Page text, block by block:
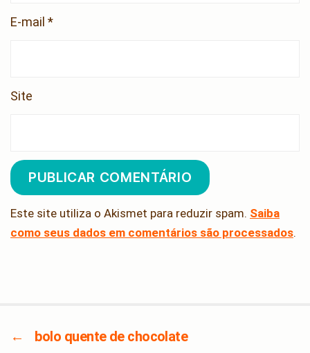
E-mail *
Site
Este site utiliza o Akismet para reduzir spam. Saiba
como seus dados em comentários são processados.
←
bolo quente de chocolate